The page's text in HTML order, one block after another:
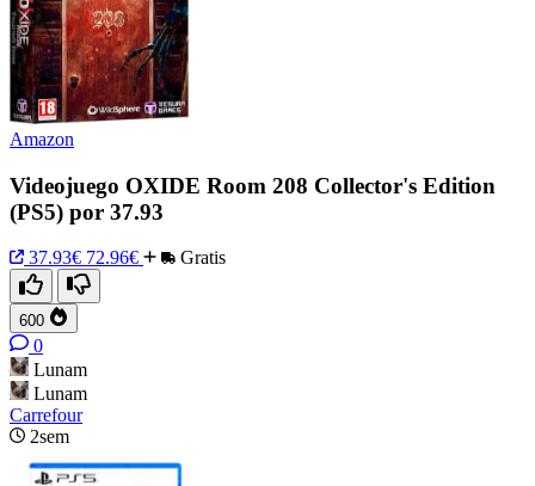
Amazon
Videojuego OXIDE Room 208 Collector's Edition
(PS5) por 37.93
37.93€ 72.96€ Gratis
600
0
Lunam
Lunam
Carrefour
2sem